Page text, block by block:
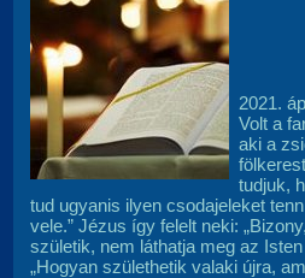
2021.
Volt a
aki a
tudjuk,
tud ugyanis ilyen csodajeleket
vele.” Jézus így felelt neki:
születik, nem láthatja meg az
„Hogyan születhetik valaki újra,